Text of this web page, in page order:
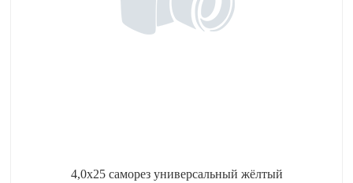
4,0x25 саморез универсальный жёлтый